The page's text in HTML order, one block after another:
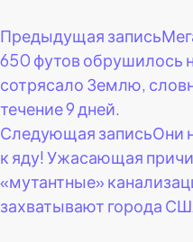
Навигация
по
записям
Предыдущая запись
650 футов обрушилось
сотрясало Землю,
течение 9 дней.
Следующая записьОни
к яду! Ужасающая
«мутантные»
захватывают города